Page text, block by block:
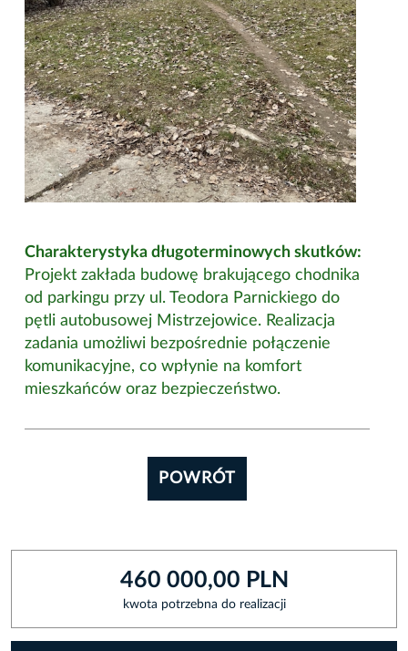
Charakterystyka długoterminowych skutków:
Projekt zakłada budowę brakującego chodnika
od parkingu przy ul. Teodora Parnickiego do
pętli autobusowej Mistrzejowice. Realizacja
zadania umożliwi bezpośrednie połączenie
komunikacyjne, co wpłynie na komfort
mieszkańców oraz bezpieczeństwo.
POWRÓT
460 000,00 PLN
kwota potrzebna do realizacji